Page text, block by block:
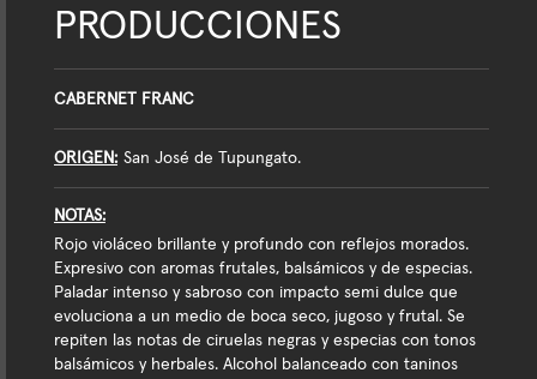
PRODUCCIONES
CABERNET FRANC
ORIGEN San José de Tupungato.
NOTAS
Rojo violáceo brillante y profundo con reflejos morados.
Expresivo con aromas frutales, balsámicos y de especias.
Paladar intenso y sabroso con impacto semi dulce que
evoluciona a un medio de boca seco, jugoso y frutal. Se
repiten las notas de ciruelas negras y especias con tonos
balsámicos y herbales. Alcohol balanceado con taninos